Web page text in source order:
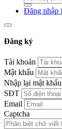
Đăng nhập |
Đăng ký
Tài khoản
Mật khẩu
Nhập lại mật khẩu
SĐT
Email
Captcha